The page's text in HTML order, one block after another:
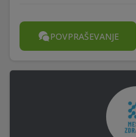
POVPRAŠEVANJE